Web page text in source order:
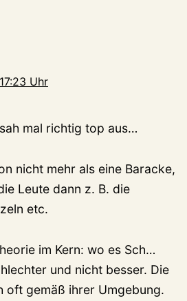
Uhr
mal richtig top aus…
nicht mehr als eine Baracke,
Leute dann z. B. die
etc.
im Kern: wo es Sch…
und nicht besser. Die
oft gemäß ihrer Umgebung.